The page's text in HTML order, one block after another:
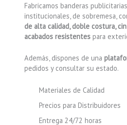
Fabricamos banderas
institucionales, de sobremesa,
de alta calidad, doble costura,
acabados resistentes para
Además, dispones de una
pedidos y consultar su estado.
Materiales de Calidad
Precios para Distribuidores
Entrega 24/72 horas